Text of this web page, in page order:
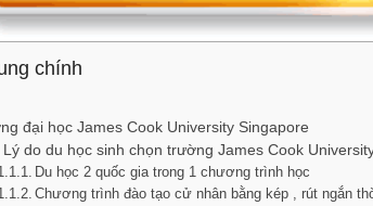
chính
đại học James Cook University Singapore
Lý do du học sinh chọn trường James Cook
Du học 2 quốc gia trong 1 chương trình học
Chương trình đào tạo cử nhân bằng kép , rút ngắn